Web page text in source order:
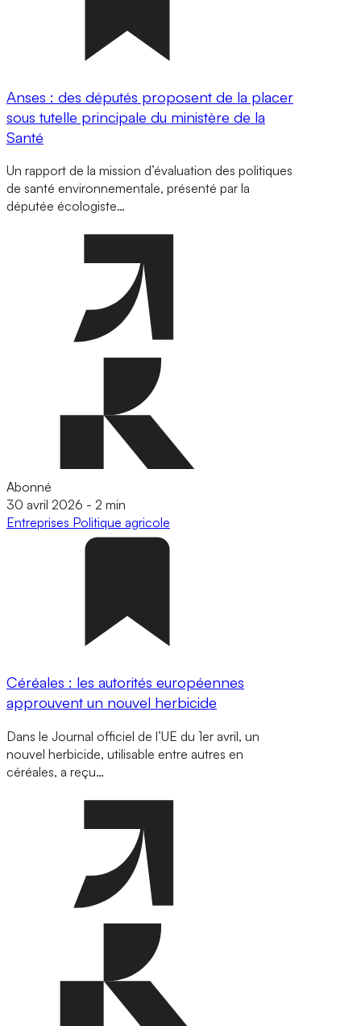
Anses : des députés proposent de la placer
sous tutelle principale du ministère de la
Santé
Un rapport de la mission d’évaluation des politiques
de santé environnementale, présenté par la
députée écologiste…
Abonné
30 avril 2026 - 2 min
Entreprises Politique agricole
Céréales : les autorités européennes
approuvent un nouvel herbicide
Dans le Journal officiel de l’UE du 1er avril, un
nouvel herbicide, utilisable entre autres en
céréales, a reçu…